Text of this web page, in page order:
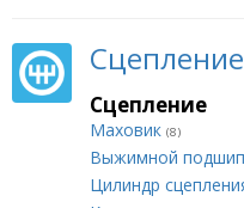
Сцепление
Маховик (8)
Выжимной
Цилиндр